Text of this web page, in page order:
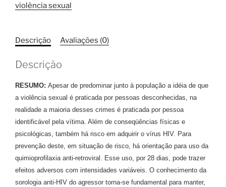
violência sexual
Descrição Avaliações (0)
Descrição
RESUMO: Apesar de predominar junto à população a idéia de que
a violência sexual é praticada por pessoas desconhecidas, na
realidade a maioria desses crimes é praticada por pessoa
identificável pela vítima. Além de conseqüências físicas e
psicológicas, também há risco em adquirir o vírus HIV. Para
prevenção deste, em situação de risco, há orientação para uso da
quimioprofilaxia anti-retroviral. Esse uso, por 28 dias, pode trazer
efeitos adversos com intensidades variáveis. O conhecimento da
sorologia anti-HIV do agressor torna-se fundamental para manter,